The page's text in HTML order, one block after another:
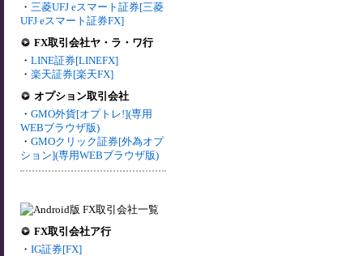
・ 三菱UFJ eスマート証券[三菱
UFJ eスマート証券FX]
FX取引会社ヤ・ラ・ワ行
・ LINE証券[LINEFX]
・ 楽天証券[楽天FX]
オプション取引会社
・ GMO外貨[オプトレ!](専用
WEBブラウザ版)
・ GMOクリック証券[外為オプ
ション](専用WEBブラウザ版)
FX取引会社ア行
・ IG証券[FX]